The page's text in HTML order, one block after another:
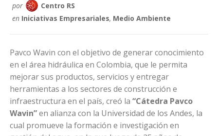
por
Centro RS
en Iniciativas Empresariales, Medio Ambiente
Pavco Wavin con el objetivo de generar conocimiento
en el área hidráulica en Colombia, que le permita
mejorar sus productos, servicios y entregar
herramientas a los sectores de construcción e
infraestructura en el país, creó la “Cátedra Pavco
Wavin”en alianza con la Universidad de los Andes, la
cual promueve la formación e investigación en